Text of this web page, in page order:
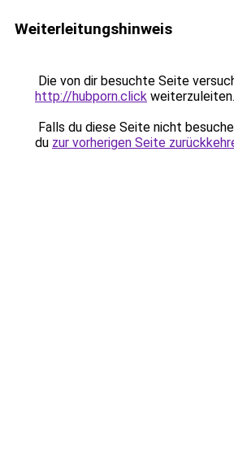
Weiterleitungshinweis
Die von dir besuchte Seite
http://hubporn.click weiterzuleiten.
Falls du diese Seite nicht
du zur vorherigen Seite